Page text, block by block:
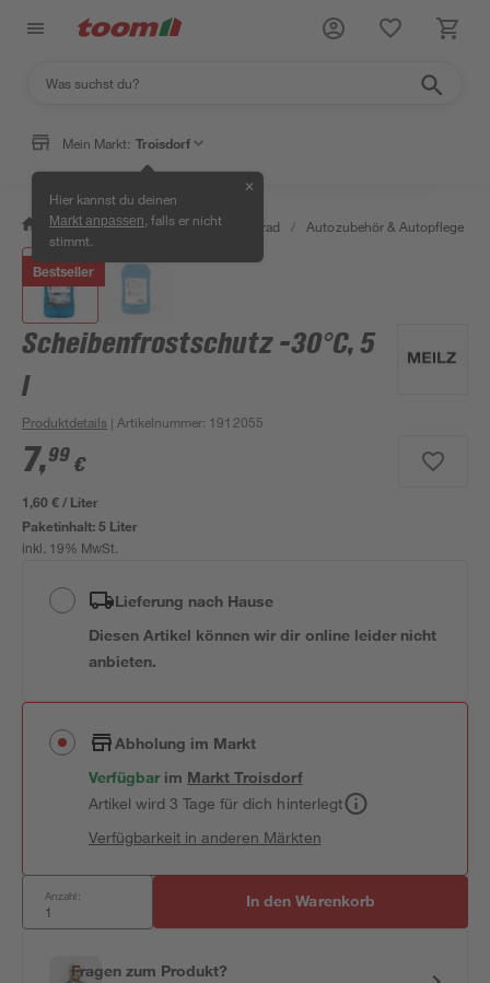
Mein Markt: Troisdorf
Hier kannst du deinen
Markt anpassen , falls er nicht
stimmt.
✕
/ Garten & Freizeit / Auto & Fahrrad / Autozubehör & Autopflege
Bestseller
Scheibenfrostschutz -30°C, 5
l
Produktdetails | Artikelnummer: 1912055
7,99 €
1,60 € / Liter
Paketinhalt:5 Liter
inkl. 19% MwSt.
Lieferung nach Hause
Diesen Artikel können wir dir online leider nicht
anbieten.
Abholung im Markt
Verfügbar im MarktTroisdorf
Artikel wird 3 Tage für dich hinterlegt
Verfügbarkeit in anderen Märkten
Anzahl: In den Warenkorb
Fragen zum Produkt?